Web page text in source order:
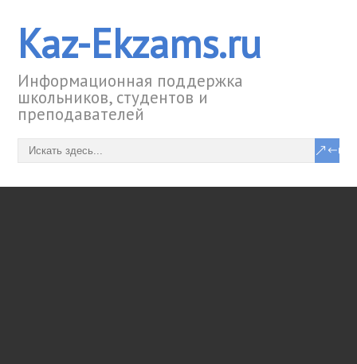
Kaz-Ekzams.ru
Информационная поддержка
школьников, студентов и
преподавателей